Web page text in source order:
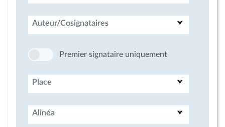
Auteur/Cosignataires
Premier signataire uniquement
Place
Alinéa